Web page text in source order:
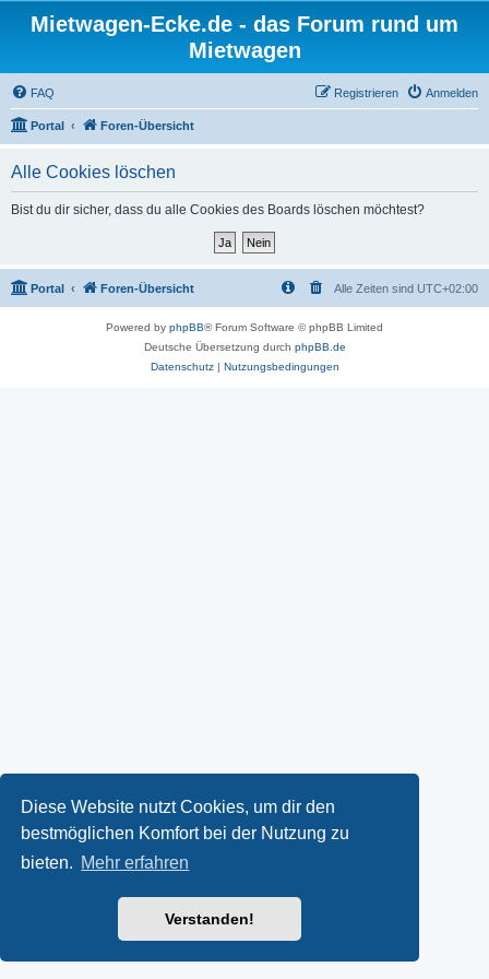
Diese Website nutzt Cookies, um dir den
bestmöglichen Komfort bei der Nutzung zu
bieten. Mehr erfahren
Verstanden!
Mietwagen-Ecke.de - das Forum rund um
Mietwagen
FAQ Anmelden
Registrieren
Portal Foren-Übersicht
Alle Cookies löschen
Bist du dir sicher, dass du alle Cookies des Boards löschen möchtest?
Portal Foren-Übersicht Alle Zeiten sind UTC+02:00
Powered by phpBB® Forum Software © phpBB Limited
Deutsche Übersetzung durch phpBB.de
Datenschutz| Nutzungsbedingungen